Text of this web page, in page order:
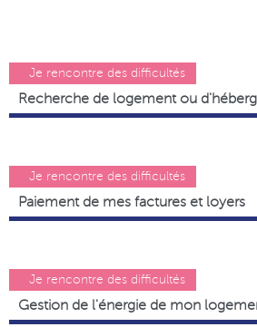
Je rencontre des difficultés
Recherche de logement ou
Je rencontre des difficultés
Paiement de mes factures et loyers
Je rencontre des difficultés
Gestion de l'énergie de mon